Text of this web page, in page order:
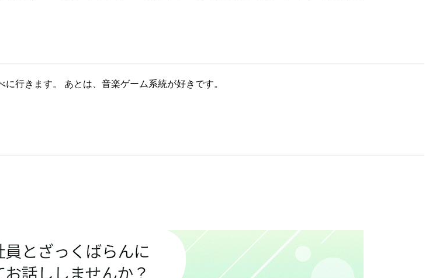
行きます。 あとは、音楽ゲーム系統が好きです。